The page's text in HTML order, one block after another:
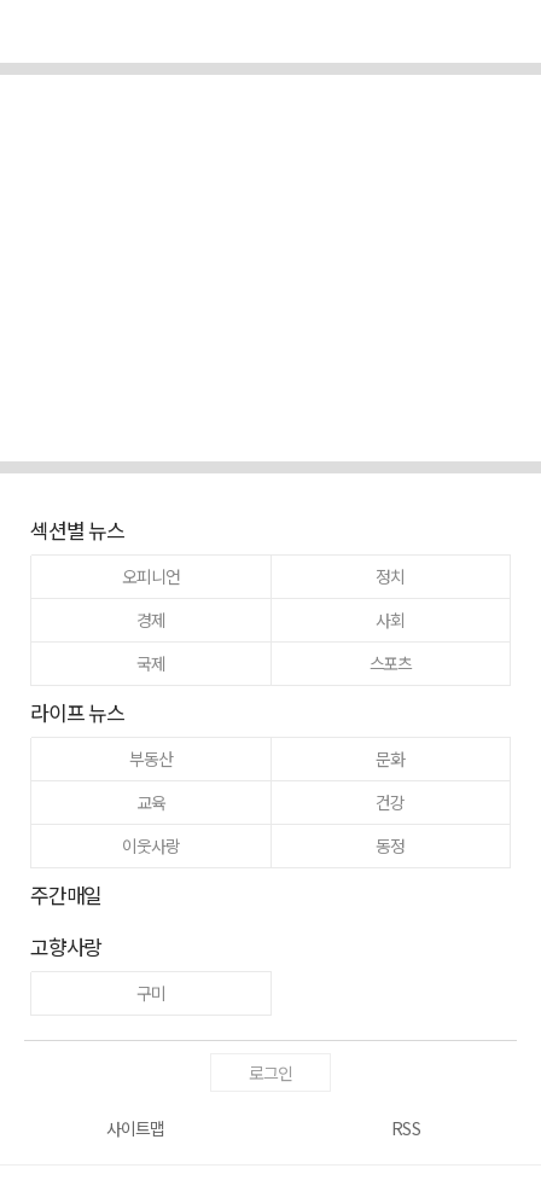
섹션별 뉴스
오피니언
정치
경제
사회
국제
스포츠
라이프 뉴스
부동산
문화
교육
건강
이웃사랑
동정
주간매일
고향사랑
구미
로그인
사이트맵 RSS